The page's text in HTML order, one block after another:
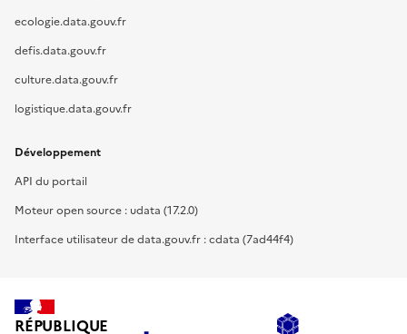
ecologie.data.gouv.fr
defis.data.gouv.fr
culture.data.gouv.fr
logistique.data.gouv.fr
Développement
API du portail
Moteur open source : udata (17.2.0)
Interface utilisateur de data.gouv.fr : cdata (7ad44f4)
RÉPUBLIQUE